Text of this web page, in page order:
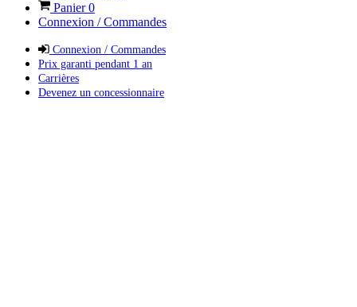
Panier0
Connexion / Commandes
Connexion / Commandes
Prix garanti pendant 1 an
Carrières
Devenez un concessionnaire